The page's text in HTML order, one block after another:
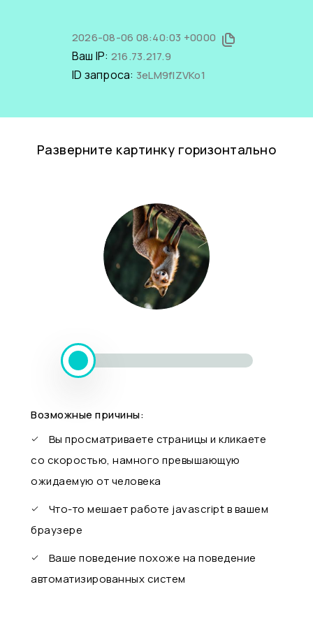
2026-08-06 08:40:03 +0000
Ваш IP: 216.73.217.9
ID запроса: 3eLM9fIZVKo1
Разверните картинку горизонтально
Возможные причины:
Вы просматриваете страницы и кликаете
со скоростью, намного превышающую
ожидаемую от человека
Что-то мешает работе javascript в вашем
браузере
Ваше поведение похоже на поведение
автоматизированных систем